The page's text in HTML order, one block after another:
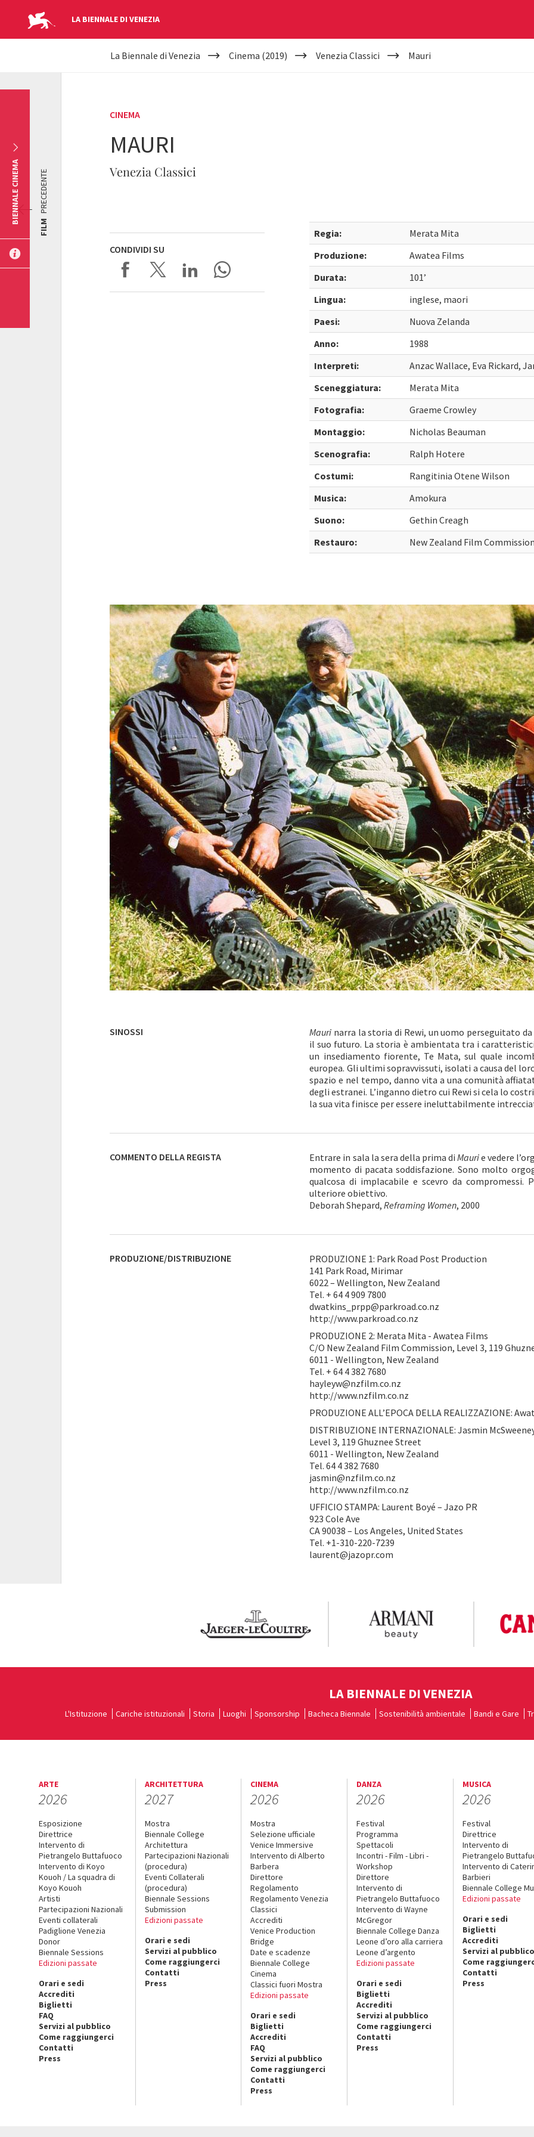
LA BIENNALE DI VENEZIA
YOUR
La Biennale di Venezia Cinema (2019) Venezia Classici Mauri
CINEMA
MAURI
Venezia Classici
CONDIVIDI SU
Regia:
Merata Mita
Produzione:
Awatea Films
Durata:
101’
Lingua:
inglese, maori
Paesi:
Nuova Zelanda
Anno:
1988
Interpreti:
Anzac Wallace, Eva Rickard,
Sceneggiatura:
Merata Mita
Fotografia:
Graeme Crowley
Montaggio:
Nicholas Beauman
Scenografia:
Ralph Hotere
Costumi:
Rangitinia Otene Wilson
Musica:
Amokura
Suono:
Gethin Creagh
Restauro:
New Zealand Film
FILM
PRECEDENTE
SINOSSI Mauri narra la storia di Rewi, un uomo perseguitato
il suo futuro. La storia è ambientata tra i
un insediamento fiorente, Te Mata, sul quale
europea. Gli ultimi sopravvissuti, isolati a causa del
spazio e nel tempo, danno vita a una comunità
degli estranei. L’inganno dietro cui Rewi si cela lo
la sua vita finisce per essere ineluttabilmente
COMMENTO DELLA REGISTA Entrare in sala la sera della prima diMaurie vedere
momento di pacata soddisfazione. Sono molto
qualcosa di implacabile e scevro da
ulteriore obiettivo.
Deborah Shepard,Reframing Women, 2000
PRODUZIONE/DISTRIBUZIONE
PRODUZIONE 1: Park Road Post Production
141 Park Road, Mirimar
6022 – Wellington, New Zealand
Tel. + 64 4 909 7800
dwatkins_prpp@parkroad.co.nz
http://www.parkroad.co.nz
PRODUZIONE 2: Merata Mita - Awatea Films
C/O New Zealand Film Commission, Level 3, 119
6011 - Wellington, New Zealand
Tel. + 64 4 382 7680
hayleyw@nzfilm.co.nz
http://www.nzfilm.co.nz
PRODUZIONE ALL’EPOCA DELLA REALIZZAZIONE:
DISTRIBUZIONE INTERNAZIONALE: Jasmin
Level 3, 119 Ghuznee Street
6011 - Wellington, New Zealand
Tel. 64 4 382 7680
jasmin@nzfilm.co.nz
http://www.nzfilm.co.nz
UFFICIO STAMPA: Laurent Boyé – Jazo PR
923 Cole Ave
CA 90038 – Los Angeles, United States
Tel. +1-310-220-7239
laurent@jazopr.com
BIENNALE CINEMA
LA BIENNALE DI VENEZIA
L'Istituzione Cariche istituzionali Storia Luoghi Sponsorship Bacheca Biennale Sostenibilità ambientale Bandi e Gare
ARTE
2026
Esposizione
Direttrice
Intervento di
Pietrangelo Buttafuoco
Intervento di Koyo
Kouoh / La squadra di
Koyo Kouoh
Artisti
Partecipazioni Nazionali
Eventi collaterali
Padiglione Venezia
Donor
Biennale Sessions
Edizioni passate
Orari e sedi
Accrediti
Biglietti
FAQ
Servizi al pubblico
Come raggiungerci
Contatti
Press
ARCHITETTURA
2027
Mostra
Biennale College
Architettura
Partecipazioni Nazionali
(procedura)
Eventi Collaterali
(procedura)
Biennale Sessions
Submission
Edizioni passate
Orari e sedi
Servizi al pubblico
Come raggiungerci
Contatti
Press
CINEMA
2026
Mostra
Selezione ufficiale
Venice Immersive
Intervento di Alberto
Barbera
Direttore
Regolamento
Regolamento Venezia
Classici
Accrediti
Venice Production
Bridge
Date e scadenze
Biennale College
Cinema
Classici fuori Mostra
Edizioni passate
Orari e sedi
Biglietti
Accrediti
FAQ
Servizi al pubblico
Come raggiungerci
Contatti
Press
DANZA
2026
Festival
Programma
Spettacoli
Incontri - Film - Libri -
Workshop
Direttore
Intervento di
Pietrangelo Buttafuoco
Intervento di Wayne
McGregor
Biennale College Danza
Leone d’oro alla carriera
Leone d’argento
Edizioni passate
Orari e sedi
Biglietti
Accrediti
Servizi al pubblico
Come raggiungerci
Contatti
Press
MUSICA
2026
Festival
Direttrice
Intervento di
Pietrangelo
Intervento di
Barbieri
Biennale College
Edizioni passate
Orari e sedi
Biglietti
Accrediti
Servizi al pubblico
Come
Contatti
Press